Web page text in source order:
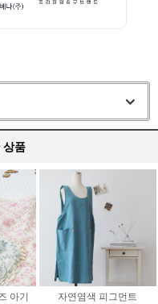
상품
아기
자연염색 피그먼트